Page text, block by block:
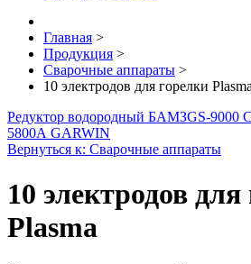
Главная >
Продукция >
Сварочные аппараты >
10 электродов для горелки Plasma
Редуктор водородный БАМЗGS-9000
5800А GARWIN
Вернуться к: Сварочные аппараты
10 электродов
Plasma